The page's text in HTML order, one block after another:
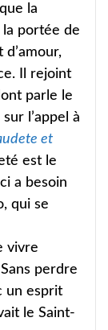
la
la portée de
d’amour,
Il rejoint
parle le
l’appel à
et
est le
a besoin
qui se
vivre
perdre
un esprit
le Saint-